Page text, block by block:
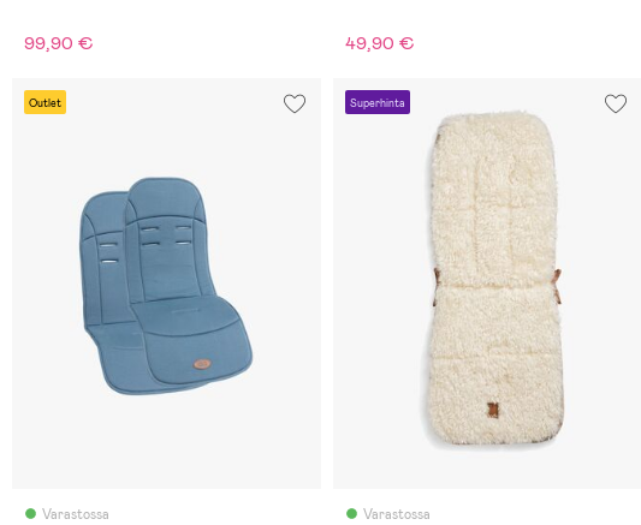
99,90 € 49,90 €
Outlet
Varastossa
Superhinta
Varastossa